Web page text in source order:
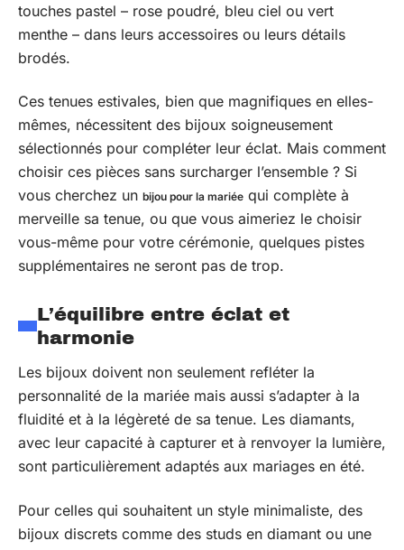
touches pastel – rose poudré, bleu ciel ou vert
menthe – dans leurs accessoires ou leurs détails
brodés.
Ces tenues estivales, bien que magnifiques en elles-
mêmes, nécessitent des bijoux soigneusement
sélectionnés pour compléter leur éclat. Mais comment
choisir ces pièces sans surcharger l’ensemble ? Si
vous cherchez un bijou pour la mariée qui complète à
merveille sa tenue, ou que vous aimeriez le choisir
vous-même pour votre cérémonie, quelques pistes
supplémentaires ne seront pas de trop.
L’équilibre entre éclat et
harmonie
Les bijoux doivent non seulement refléter la
personnalité de la mariée mais aussi s’adapter à la
fluidité et à la légèreté de sa tenue. Les diamants,
avec leur capacité à capturer et à renvoyer la lumière,
sont particulièrement adaptés aux mariages en été.
Pour celles qui souhaitent un style minimaliste, des
bijoux discrets comme des studs en diamant ou une